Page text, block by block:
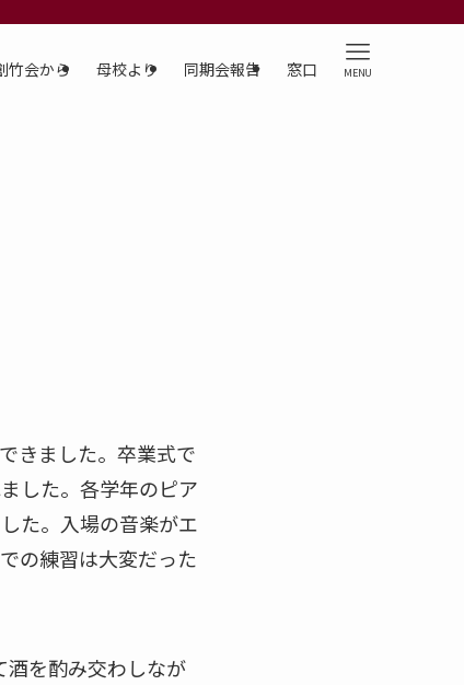
竹会から 母校より 同期会報告 窓口 MENU
きました。卒業式で
した。各学年のピア
た。入場の音楽がエ
の練習は大変だった
を酌み交わしなが